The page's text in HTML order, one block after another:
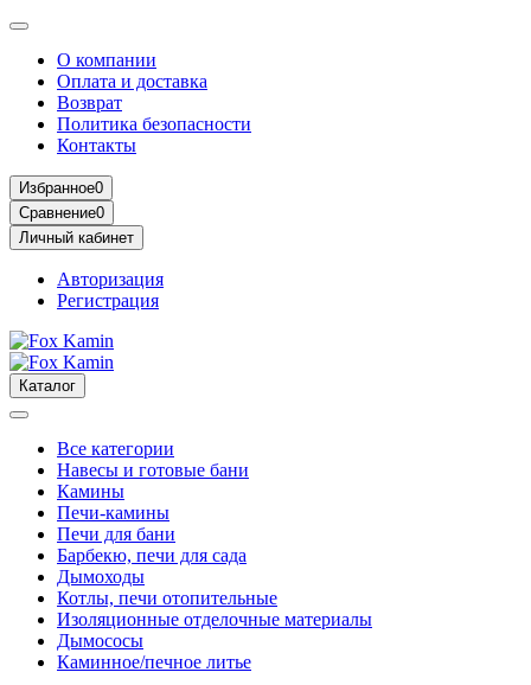
О компании
Оплата и доставка
Возврат
Политика безопасности
Контакты
Избранное0
Сравнение0
Личный кабинет
Авторизация
Регистрация
Каталог
Все категории
Навесы и готовые бани
Камины
Печи-камины
Печи для бани
Барбекю, печи для сада
Дымоходы
Котлы, печи отопительные
Изоляционные отделочные материалы
Дымососы
Каминное/печное литье